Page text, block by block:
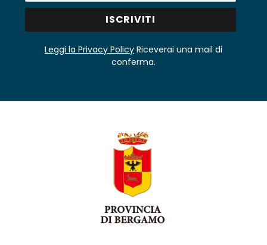
Leggi la Privacy Policy Riceverai una mail di
conferma.